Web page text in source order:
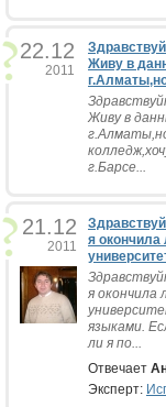
22.12
2011
Живу в
Живу в
г.Барсе...
21.12
2011
я окончила
я окончила
языками.
ли я по...
Отвечает
Эксперт: